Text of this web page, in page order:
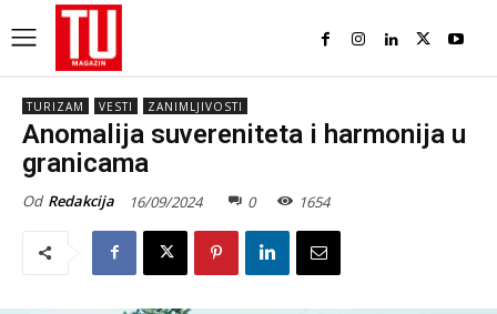
TURIZAM VESTI ZANIMLJIVOSTI
Anomalija suvereniteta i harmonija u
granicama
Od Redakcija 16/09/2024 0 1654